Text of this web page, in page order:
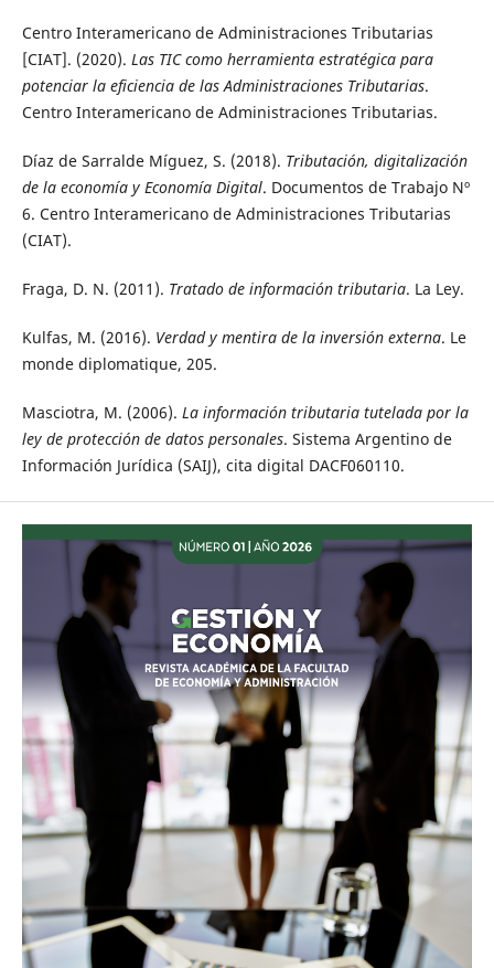
Centro Interamericano de Administraciones Tributarias
[CIAT]. (2020). Las TIC como herramienta estratégica para
potenciar la eficiencia de las Administraciones Tributarias.
Centro Interamericano de Administraciones Tributarias.
Díaz de Sarralde Míguez, S. (2018). Tributación, digitalización
de la economía y Economía Digital. Documentos de Trabajo Nº
6. Centro Interamericano de Administraciones Tributarias
(CIAT).
Fraga, D. N. (2011). Tratado de información tributaria. La Ley.
Kulfas, M. (2016). Verdad y mentira de la inversión externa. Le
monde diplomatique, 205.
Masciotra, M. (2006). La información tributaria tutelada por la
ley de protección de datos personales. Sistema Argentino de
Información Jurídica (SAIJ), cita digital DACF060110.